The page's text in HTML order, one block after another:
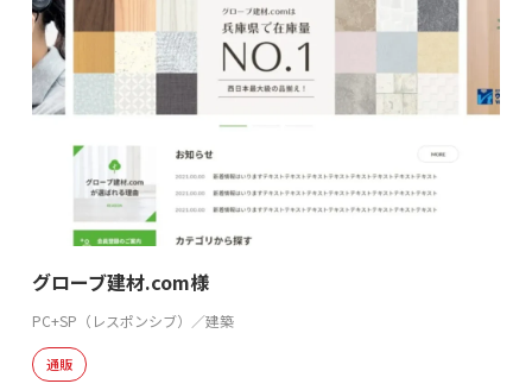
グローブ建材.com様
PC+SP（レスポンシブ）／建築
通販